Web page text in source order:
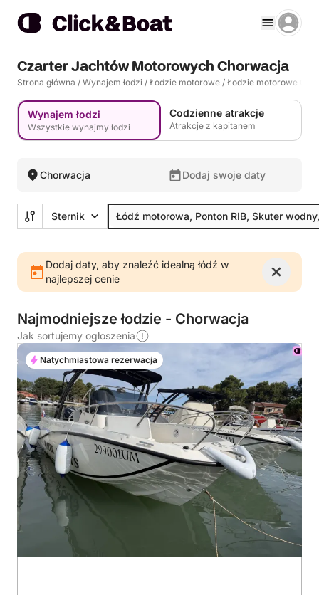
Czarter Jachtów Motorowych Chorwacja
Strona główna / Wynajem łodzi / Łodzie motorowe / Łodzie motorowe
Wynajem łodzi
Wszystkie wynajmy łodzi
Codzienne atrakcje
Atrakcje z kapitanem
Chorwacja Dodaj swoje daty
Sternik Łódź motorowa, Ponton RIB, Skuter
Dodaj daty, aby znaleźć idealną łódź w
najlepszej cenie
Najmodniejsze łodzie - Chorwacja
Jak sortujemy ogłoszenia
Natychmiastowa rezerwacja